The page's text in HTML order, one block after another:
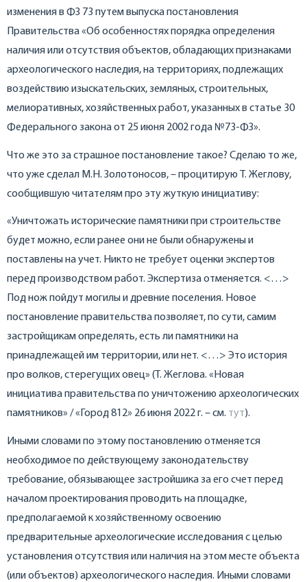
изменения в ФЗ 73 путем выпуска постановления
Правительства «Об особенностях порядка определения
наличия или отсутствия объектов, обладающих признаками
археологического наследия, на территориях, подлежащих
воздействию изыскательских, земляных, строительных,
мелиоративных, хозяйственных работ, указанных в статье 30
Федерального закона от 25 июня 2002 года №73-ФЗ».
Что же это за страшное постановление такое? Сделаю то же,
что уже сделал М.Н. Золотоносов, – процитирую Т. Жеглову,
сообщившую читателям про эту жуткую инициативу:
«Уничтожать исторические памятники при строительстве
будет можно, если ранее они не были обнаружены и
поставлены на учет. Никто не требует оценки экспертов
перед производством работ. Экспертиза отменяется. <…>
Под нож пойдут могилы и древние поселения. Новое
постановление правительства позволяет, по сути, самим
застройщикам определять, есть ли памятники на
принадлежащей им территории, или нет. <…> Это история
про волков, стерегущих овец» (Т. Жеглова. «Новая
инициатива правительства по уничтожению археологических
памятников» / «Город 812» 26 июня 2022 г. – см. тут).
Иными словами по этому постановлению отменяется
необходимое по действующему законодательству
требование, обязывающее застройшика за его счет перед
началом проектирования проводить на площадке,
предполагаемой к хозяйственному освоению
предварительные археологические исследования с целью
установления отсутствия или наличия на этом месте объекта
(или объектов) археологического наследия. Иными словами